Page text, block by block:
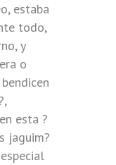
estaba
todo,
y
o
esta ?
jaguim?